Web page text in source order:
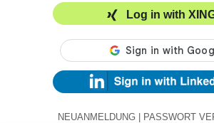
Log in with
NEUANMELDUNG | PASSWORT